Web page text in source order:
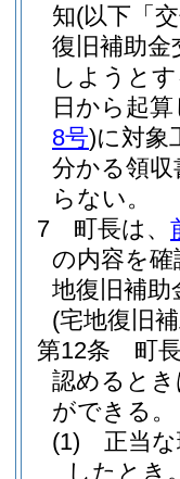
知(以下「
復旧補助金
しようと
日から起
8号)に対象
分かる領
らない。
7
町長は、
の内容を
地復旧補
(宅地復旧
第12条
町
認めると
ができる。
(1)
正当
したとき